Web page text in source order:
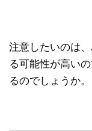
注意したいのは
る可能性が高い
るのでしょうか。